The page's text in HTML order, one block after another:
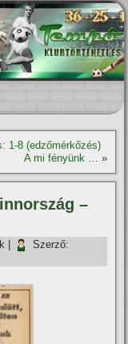
1-8 (edzőmérkőzés)
A mi fényünk … »
–
Szerző: